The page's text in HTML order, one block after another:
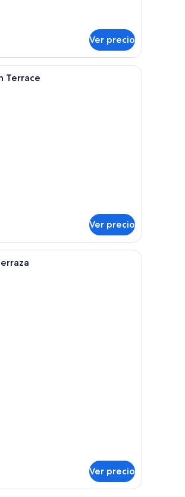
Ver precio
Una habitación de hotel con dos camas,
Terrace
Ver precio
silla y un refrigerador.
Habitación de hotel con dos camas, una
Ver precio